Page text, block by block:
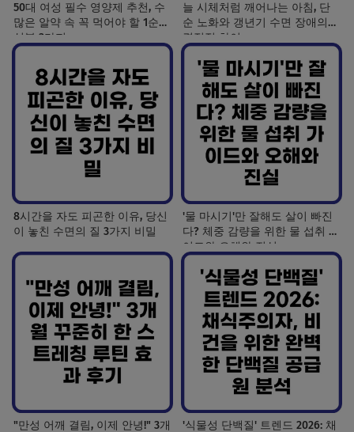
50대 여성 필수 영양제 추천, 수
많은 알약 속 꼭 먹어야 할 1순위
성분 3가지
늘 시체처럼 깨어나는 아침, 단
순 노화와 갱년기 수면 장애의
결정적 차이
8시간을 자도 피곤한 이유, 당신
이 놓친 수면의 질 3가지 비밀
'물 마시기'만 잘해도 살이 빠진
다? 체중 감량을 위한 물 섭취 가
이드와 오해와 진실
"만성 어깨 결림, 이제 안녕!" 3개
'식물성 단백질' 트렌드 2026: 채